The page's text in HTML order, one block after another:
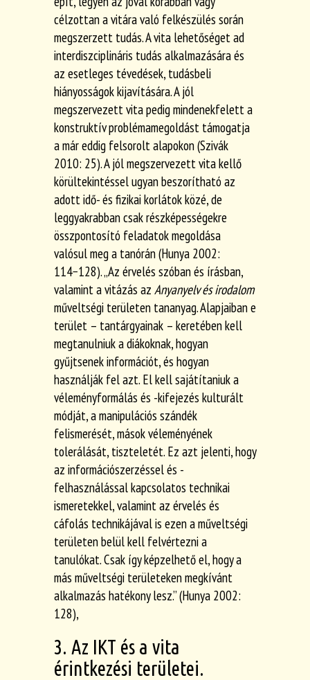
célzottan a vitára való felkészülés során
megszerzett tudás. A vita lehetőséget ad
interdiszciplináris tudás alkalmazására és
az esetleges tévedések, tudásbeli
hiányosságok kijavítására. A jól
megszervezett vita pedig mindenekfelett a
konstruktív problémamegoldást támogatja
a már eddig felsorolt alapokon (Szivák
2010: 25). A jól megszervezett vita kellő
körültekintéssel ugyan beszorítható az
adott idő- és fizikai korlátok közé, de
leggyakrabban csak részképességekre
összpontosító feladatokmegoldása
valósul meg a tanórán (Hunya 2002:
114−128). „Az érvelés szóban és írásban,
valamint a vitázás az Anyanyelv és irodalom
műveltségi területen tananyag. Alapjaiban e
terület – tantárgyainak – keretében kell
megtanulniuk a diákoknak, hogyan
gyűjtsenek információt, és hogyan
használják fel azt. El kell sajátítaniuk a
véleményformálás és -kifejezés kulturált
módját, a manipulációs szándék
felismerését, mások véleményének
tolerálását, tiszteletét. Ez azt jelenti, hogy
az információszerzéssel és -
felhasználással kapcsolatos technikai
ismeretekkel, valamint az érvelés és
cáfolás technikájával is ezen a műveltségi
területen belül kell felvértezni a
tanulókat. Csak így képzelhető el, hogy a
más műveltségi területeken megkívánt
alkalmazás hatékony lesz.” (Hunya 2002:
128),
3. Az IKT és a vita
érintkezési területei.